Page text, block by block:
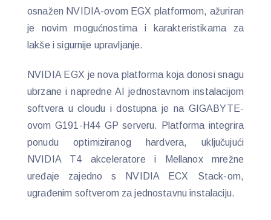
osnažen NVIDIA-ovom EGX platformom, ažuriran
je novim mogućnostima i karakteristikama za
lakše i sigurnije upravljanje.
NVIDIA EGX je nova platforma koja donosi snagu
ubrzane i napredne AI jednostavnom instalacijom
softvera u cloudu i dostupna je na GIGABYTE-
ovom G191-H44 GP serveru. Platforma integrira
ponudu optimiziranog hardvera, uključujući
NVIDIA T4 akceleratore i Mellanox mrežne
uređaje zajedno s NVIDIA ECX Stack-om,
ugrađenim softverom za jednostavnu instalaciju.